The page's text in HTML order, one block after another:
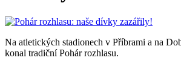
Na atletických stadionech v Příbrami a na
konal tradiční Pohár rozhlasu.